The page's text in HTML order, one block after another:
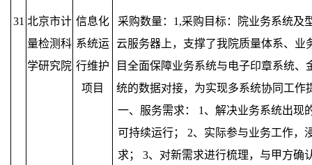
31 北京市计
量检测科
学研究院
信息化
系统运
行维护
项目
采购数量：1,采购目标：院业务系统及
云服务器上，支撑了我院质量体系、业
目全面保障业务系统与电子印章系统、
统的数据对接，为实现多系统协同工作
一、服务需求： 1、解决业务系统出现
可持续运行； 2、实际参与业务工作，
求； 3、对新需求进行梳理，与甲方确